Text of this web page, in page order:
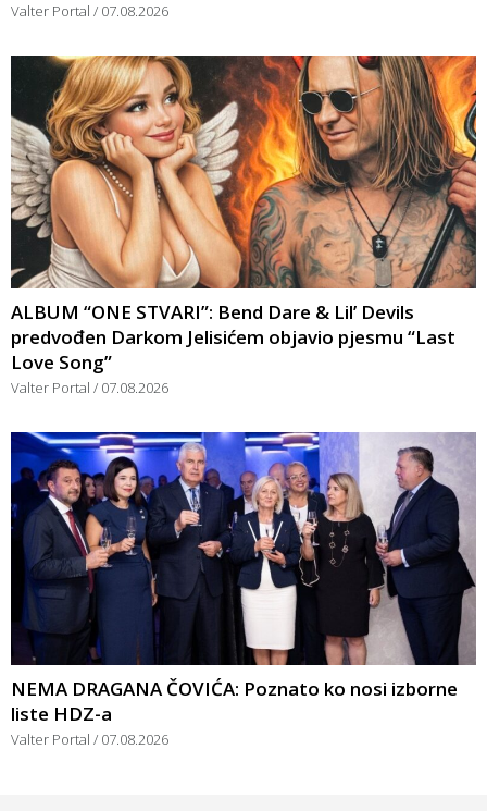
Valter Portal 07.08.2026
ALBUM “ONE STVARI”: Bend Dare & Lil’ Devils
predvođen Darkom Jelisićem objavio pjesmu “Last
Love Song”
Valter Portal 07.08.2026
NEMA DRAGANA ČOVIĆA: Poznato ko nosi izborne
liste HDZ-a
Valter Portal 07.08.2026